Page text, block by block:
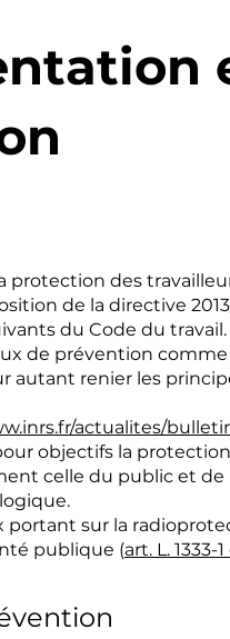
protection des
de la directive
du Code du
de prévention
autant renier les
actualites/
objectifs la
celle du public et
sur la
publique (art. L. 1333-